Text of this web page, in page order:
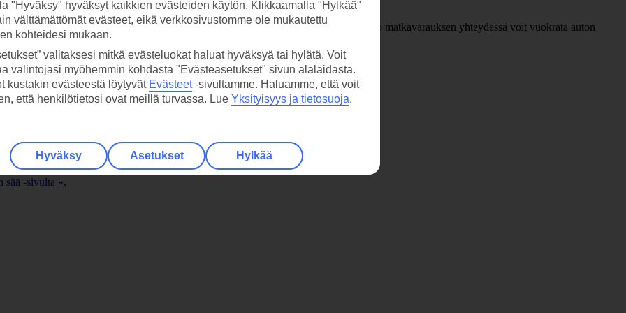
golfkenttiin, vesipuistoihin sekä mielenkiintoiseen Las Palmasin suurkaupunkiin
. Jo matkavarauksen yhteydessä voit vuokrata auton
äkkilähdöt ». Huomioithan, että äkkilähtöjä ei aina ole saatavilla.
sää -sivulta ».
"Hyväksy" hyväksyt kaikkien evästeiden käytön. Klikkaamalla "Hylkää"
välttämättömät evästeet, eikä verkkosivustomme ole mukautettu
kohteidesi mukaan.
valitaksesi mitkä evästeluokat haluat hyväksyä tai hylätä. Voit
valintojasi myöhemmin kohdasta "Evästeasetukset" sivun alalaidasta.
kustakin evästeestä löytyvät Evästeet-sivultamme. Haluamme, että voit
että henkilötietosi ovat meillä turvassa. Lue Yksityisyys ja tietosuoja.
Hyväksy Asetukset Hylkää